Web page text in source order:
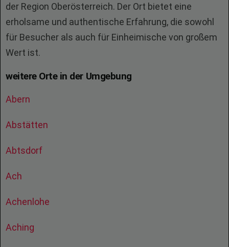
der Region Oberösterreich. Der Ort bietet eine
erholsame und authentische Erfahrung, die sowohl
für Besucher als auch für Einheimische von großem
Wert ist.
weitere Orte in der Umgebung
Abern
Abstätten
Abtsdorf
Ach
Achenlohe
Aching